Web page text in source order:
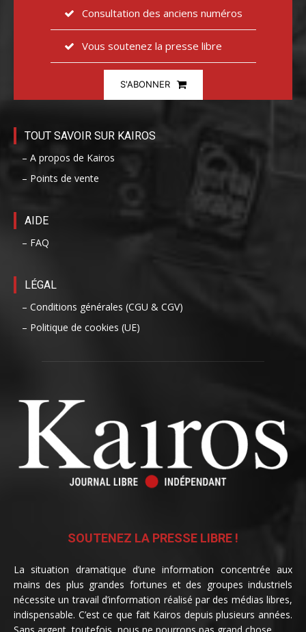
Consultation des anciens numéros
Vous soutenez la presse libre
S'ABONNER
TOUT SAVOIR SUR KAIROS
– A propos de Kairos
– Points de vente
AIDE
– FAQ
LÉGAL
– Conditions générales (CGU & CGV)
– Politique de cookies (UE)
SOUTENEZ LA PRESSE LIBRE !
La situation dramatique d’une information concentrée aux
mains des plus grandes fortunes et des groupes industriels
nécessite un travail d’information réalisé par des médias libres,
indispensable. C’est ce que fait Kairos depuis plusieurs années.